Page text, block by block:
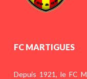
FC MARTIGUES
Depuis 1921, le FC